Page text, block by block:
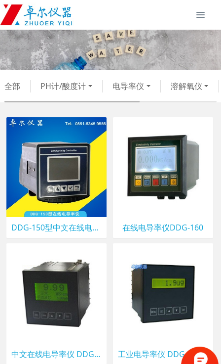
全部 PH计/酸度计 电导率仪 溶解氧仪
DDG-150型中文在线电导率仪 在线电导率仪DDG-160
中文在线电导率仪 DDG-5103B型 工业电导率仪 DDG-5103A型